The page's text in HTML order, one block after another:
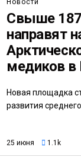
Свыше 187
направят
медиков в
Новая площадка
развития
25 июня 1.1k